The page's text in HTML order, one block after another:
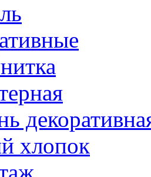
хлопок